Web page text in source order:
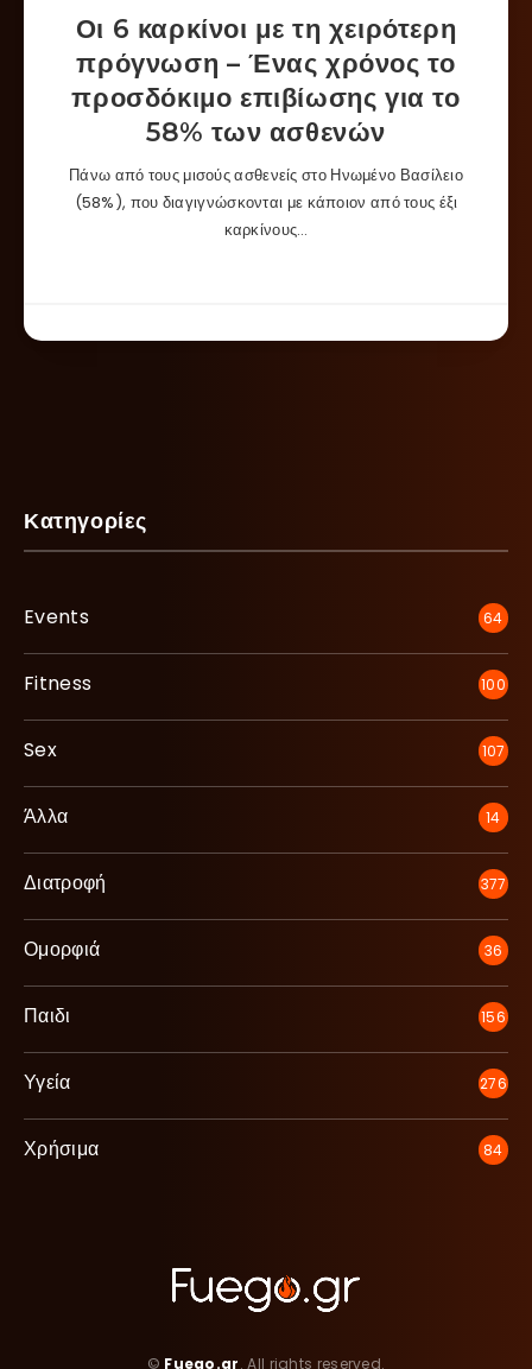
Οι 6 καρκίνοι με τη χειρότερη
πρόγνωση – Ένας χρόνος το
προσδόκιμο επιβίωσης για το
58% των ασθενών
Πάνω από τους μισούς ασθενείς στο Ηνωμένο Βασίλειο
(58%), που διαγιγνώσκονται με κάποιον από τους έξι
καρκίνους…
Κατηγορίες
Events 64
Fitness 100
Sex 107
Άλλα 14
Διατροφή 377
Ομορφιά 36
Παιδι 156
Υγεία 276
Χρήσιμα 84
© Fuego.gr. All rights reserved.